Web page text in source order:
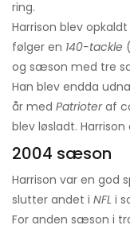
ring.
Harrison blev opkaldt
følger en 140-tackle
og sæson med tre
Han blev endda
år med Patrioteraf
blev løsladt.
2004 sæson
Harrison var en god
slutter andet i NFL i
For anden sæson i